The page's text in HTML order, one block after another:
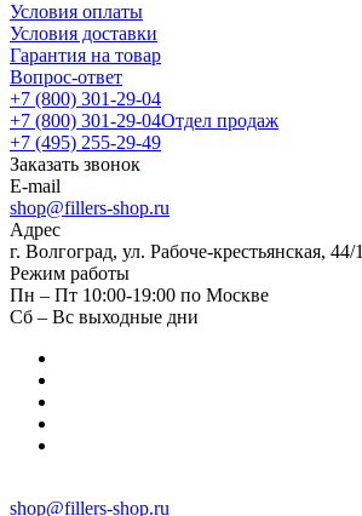
Условия оплаты
Условия доставки
Гарантия на товар
Вопрос-ответ
+7 (800) 301-29-04
+7 (800) 301-29-04Отдел продаж
+7 (495) 255-29-49
Заказать звонок
E-mail
shop@fillers-shop.ru
Адрес
г. Волгоград, ул. Рабоче-крестьянская, 44/1
Режим работы
Пн – Пт 10:00-19:00 по Москве
Сб – Вс выходные дни
shop@fillers-shop.ru